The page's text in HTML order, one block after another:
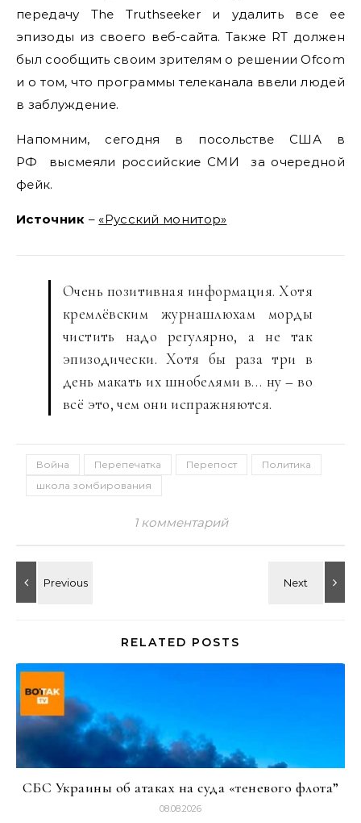
передачу The Truthseeker и удалить все ее
эпизоды из своего веб-сайта. Также RT должен
был сообщить своим зрителям о решении Ofcom
и о том, что программы телеканала ввели людей
в заблуждение.
Напомним, сегодня в посольстве США в
РФ высмеяли российские СМИ за очередной
фейк.
Источник – «Русский монитор»
Очень позитивная информация. Хотя
кремлёвским журнашлюхам морды
чистить надо регулярно, а не так
эпизодически. Хотя бы раза три в
день макать их шнобелями в… ну – во
всё это, чем они испражняются.
Война Перепечатка Перепост
Политика
школа зомбирования
1 комментарий
RELATED POSTS
СБС Украины об атаках на суда «теневого флота”
08.08.2026